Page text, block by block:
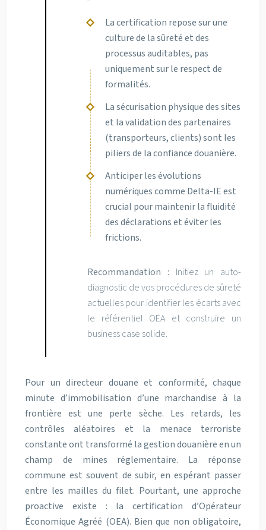
La certification repose sur une
culture de la sûreté et des
processus auditables, pas
uniquement sur le respect de
formalités.
La sécurisation physique des sites
et la validation des partenaires
(transporteurs, clients) sont les
piliers de la confiance douanière.
Anticiper les évolutions
numériques comme Delta-IE est
crucial pour maintenir la fluidité
des déclarations et éviter les
frictions.
Recommandation : Initiez un auto-
diagnostic de vos procédures de sûreté
actuelles pour identifier les écarts avec
le référentiel OEA et construire un
business case solide.
Pour un directeur douane et conformité, chaque
minute d’immobilisation d’une marchandise à la
frontière est une perte sèche. Les retards, les
contrôles aléatoires et la menace terroriste
constante ont transformé la gestion douanière en un
champ de mines réglementaire. La réponse
commune est souvent de subir, en espérant passer
entre les mailles du filet. Pourtant, une approche
proactive existe : la certification d’Opérateur
Économique Agréé (OEA). Bien que non obligatoire,